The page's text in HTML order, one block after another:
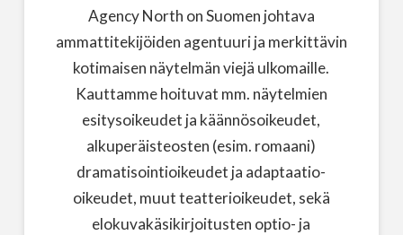
Agency North on Suomen johtava
ammattitekijöiden agentuuri ja merkittävin
kotimaisen näytelmän viejä ulkomaille.
Kauttamme hoituvat mm. näytelmien
esitysoikeudet ja käännösoikeudet,
alkuperäisteosten (esim. romaani)
dramatisointioikeudet ja adaptaatio-
oikeudet, muut teatterioikeudet, sekä
elokuvakäsikirjoitusten optio- ja